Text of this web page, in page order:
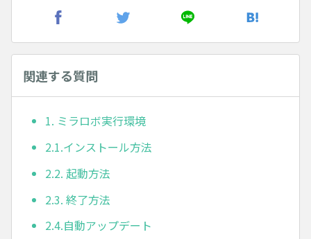
関連する質問
1. ミラロボ実行環境
2.1.インストール方法
2.2. 起動方法
2.3. 終了方法
2.4.自動アップデート